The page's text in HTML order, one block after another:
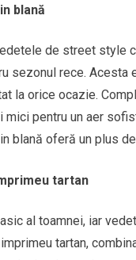
blană
de street style
sezonul rece. Acesta
la orice ocazie.
pentru un aer
blană oferă un plus
tartan
al toamnei, iar
tartan,